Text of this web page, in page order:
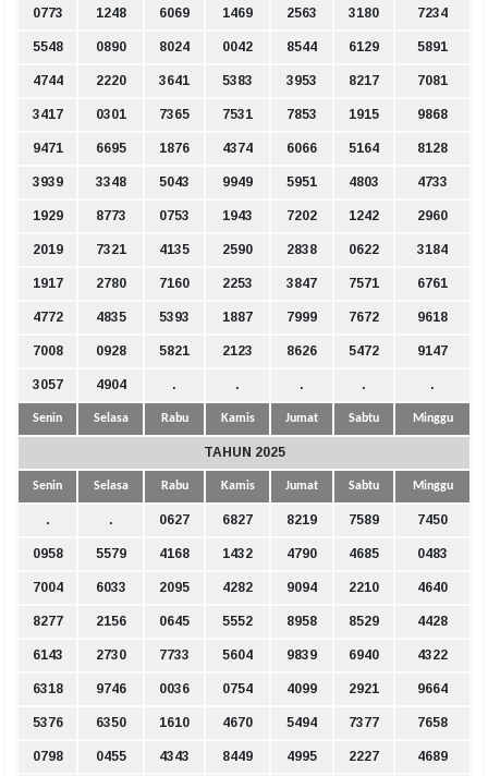
0773 1248 6069 1469 2563 3180 7234
5548 0890 8024 0042 8544 6129 5891
4744 2220 3641 5383 3953 8217 7081
3417 0301 7365 7531 7853 1915 9868
9471 6695 1876 4374 6066 5164 8128
3939 3348 5043 9949 5951 4803 4733
1929 8773 0753 1943 7202 1242 2960
2019 7321 4135 2590 2838 0622 3184
1917 2780 7160 2253 3847 7571 6761
4772 4835 5393 1887 7999 7672 9618
7008 0928 5821 2123 8626 5472 9147
3057 4904 . . . . .
Senin Selasa Rabu Kamis Jumat Sabtu Minggu
TAHUN 2025
Senin Selasa Rabu Kamis Jumat Sabtu Minggu
. . 0627 6827 8219 7589 7450
0958 5579 4168 1432 4790 4685 0483
7004 6033 2095 4282 9094 2210 4640
8277 2156 0645 5552 8958 8529 4428
6143 2730 7733 5604 9839 6940 4322
6318 9746 0036 0754 4099 2921 9664
5376 6350 1610 4670 5494 7377 7658
0798 0455 4343 8449 4995 2227 4689